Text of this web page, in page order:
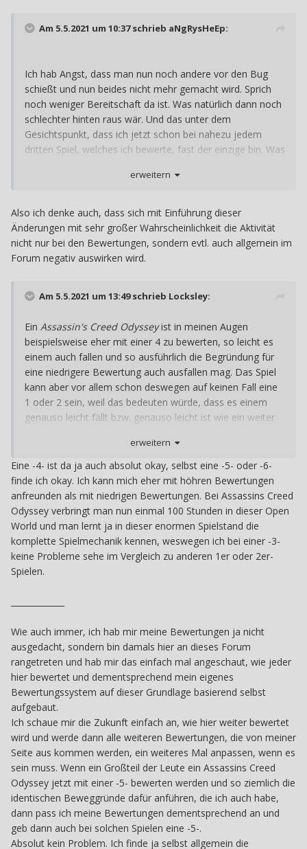
Am 5.5.2021 um 10:37 schrieb aNgRysHeEp:
Ich hab Angst, dass man nun noch andere vor den Bug
schießt und nun beides nicht mehr gemacht wird. Sprich
noch weniger Bereitschaft da ist. Was natürlich dann noch
schlechter hinten raus wär. Und das unter dem
Gesichtspunkt, dass ich jetzt schon bei nahezu jedem
dritten Spiel, welches ich bewerte, fast der einzige bin. Was
Es gibt eigentlich nur eins an dem oben zitierten Beitrag,
was mich wirklich stört und zwar das Einsetzen der beiden
Anführungszeichen, was einmal nur dazu verwendet wird,
andere User anzuklagen und beim zweiten Mal
generell hat es mich eben zu den Punkt geführt, den ich
gerade nochmal ein Fass aufmache, aber das interessiert
mich wirklich.
erweitern
Also ich denke auch, dass sich mit Einführung dieser
Änderungen mit sehr großer Wahrscheinlichkeit die Aktivität
nicht nur bei den Bewertungen, sondern evtl. auch allgemein im
Forum negativ auswirken wird.
Am 5.5.2021 um 13:49 schrieb Locksley:
Ein Assassin's Creed Odysseyist in meinen Augen
beispielsweise eher mit einer 4 zu bewerten, so leicht es
einem auch fallen und so ausführlich die Begründung für
eine niedrigere Bewertung auch ausfallen mag. Das Spiel
kann aber vor allem schon deswegen auf keinen Fall eine
1 oder 2 sein, weil das bedeuten würde, dass es einem
genauso leicht fällt bzw. genauso leicht ist wie ein weiter
erweitern
Eine -4- ist da ja auch absolut okay, selbst eine -5- oder -6-
finde ich okay. Ich kann mich eher mit höhren Bewertungen
anfreunden als mit niedrigen Bewertungen. Bei Assassins Creed
Odyssey verbringt man nun einmal 100 Stunden in dieser Open
World und man lernt ja in dieser enormen Spielstand die
komplette Spielmechanik kennen, weswegen ich bei einer -3-
keine Probleme sehe im Vergleich zu anderen 1er oder 2er-
Spielen.
Wie auch immer, ich hab mir meine Bewertungen ja nicht
ausgedacht, sondern bin damals hier an dieses Forum
rangetreten und hab mir das einfach mal angeschaut, wie jeder
hier bewertet und dementsprechend mein eigenes
Bewertungssystem auf dieser Grundlage basierend selbst
aufgebaut.
Ich schaue mir die Zukunft einfach an, wie hier weiter bewertet
wird und werde dann alle weiteren Bewertungen, die von meiner
Seite aus kommen werden, ein weiteres Mal anpassen, wenn es
sein muss. Wenn ein Großteil der Leute ein Assassins Creed
Odyssey jetzt mit einer -5- bewerten werden und so ziemlich die
identischen Beweggründe dafür anführen, die ich auch habe,
dann pass ich meine Bewertungen dementsprechend an und
geb dann auch bei solchen Spielen eine -5-.
Absolut kein Problem. Ich finde ja selbst allgemein die